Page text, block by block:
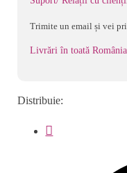
Trimite un email și vei
Livrări în toată România
Distribuie: